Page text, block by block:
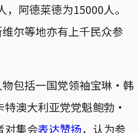
阿德莱德为15000人。
尔等地亦有上千民众参
包括一国党领袖宝琳·韩
澳大利亚党党魁鲍勃·
对集会表达赞扬，认为参